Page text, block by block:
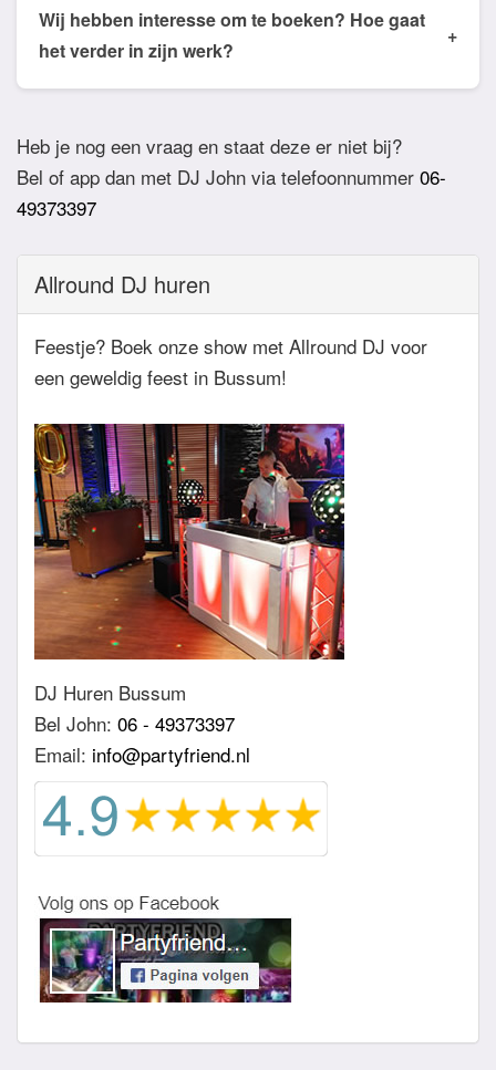
de email of app welke nummers of stijlen jullie niet
willen horen. De DJ houdt daar dan rekening mee.
Wij hebben interesse om te boeken? Hoe gaat
het verder in zijn werk?
+
zodat het feest definitief geboekt is. Wij vragen
overigens geen aanbetaling. Tegen die dat het
feest eraan komt zullen we nog even contact
hebben betreft de muziekwensen en de planning
van de avond. Daarnaast zijn wij altijd bereikbaar
zowel telefonisch, via e-mail of de app.
Heb je nog een vraag en staat deze er niet bij?
Bel of app dan met DJ John via telefoonnummer 06-
49373397
Allround DJ huren
Feestje? Boek onze show met Allround DJ voor
een geweldig feest in Bussum!
DJ Huren Bussum
Bel John: 06 - 49373397
Email: info@partyfriend.nl